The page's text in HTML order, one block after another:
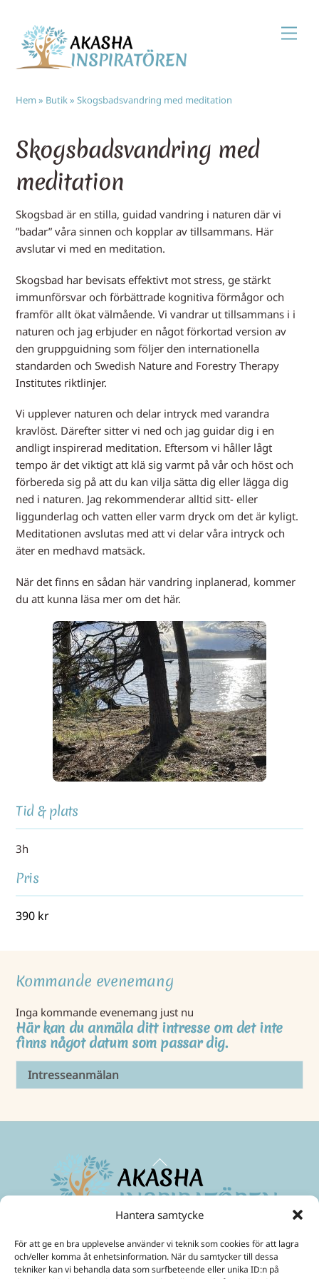
Hantera samtycke
För att ge en bra upplevelse använder vi teknik som cookies för att lagra
och/eller komma åt enhetsinformation. När du samtycker till dessa
tekniker kan vi behandla data som surfbeteende eller unika ID:n på
content
Hem » Butik» Skogsbadsvandring med meditation
Skogsbadsvandring med
meditation
Skogsbad är en stilla, guidad vandring i naturen där vi
”badar” våra sinnen och kopplar av tillsammans. Här
avslutar vi med en meditation.
Skogsbad har bevisats effektivt mot stress, ge stärkt
immunförsvar och förbättrade kognitiva förmågor och
framför allt ökat välmående. Vi vandrar ut tillsammans i i
naturen och jag erbjuder en något förkortad version av
den gruppguidning som följer den internationella
standarden och Swedish Nature and Forestry Therapy
Institutes riktlinjer.
Vi upplever naturen och delar intryck med varandra
kravlöst. Därefter sitter vi ned och jag guidar dig i en
andligt inspirerad meditation. Eftersom vi håller lågt
tempo är det viktigt att klä sig varmt på vår och höst och
förbereda sig på att du kan vilja sätta dig eller lägga dig
ned i naturen. Jag rekommenderar alltid sitt- eller
liggunderlag och vatten eller varm dryck om det är kyligt.
Meditationen avslutas med att vi delar våra intryck och
äter en medhavd matsäck.
När det finns en sådan här vandring inplanerad, kommer
du att kunna läsa mer om det här.
Tid & plats
3h
Pris
390 kr
Kommande evenemang
Inga kommande evenemang just nu
Här kan du anmäla ditt intresse om det inte
finns något datum som passar dig.
Intresseanmälan
Back
To
Top
Maximera ditt medvetande
Mobil:070-299 33 31
E-Post:ulrika@akashainspiratoren.se